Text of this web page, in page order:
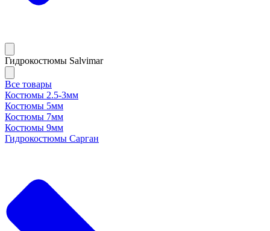
Гидрокостюмы Salvimar
Все товары
Костюмы 2.5-3мм
Костюмы 5мм
Костюмы 7мм
Костюмы 9мм
Гидрокостюмы Сарган